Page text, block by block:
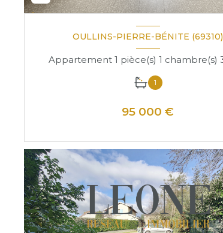
OULLINS-PIERRE-BÉNITE (69310)
1
95 000 €